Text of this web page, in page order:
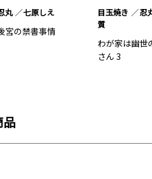
丸 七原しえ
宮の禁書事情
目玉焼き
忍
質
わが家は幽世
さん 3
品